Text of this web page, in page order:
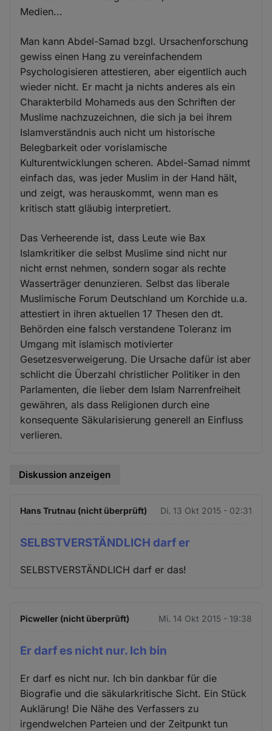
Medien...
Man kann Abdel-Samad bzgl. Ursachenforschung
gewiss einen Hang zu vereinfachendem
Psychologisieren attestieren, aber eigentlich auch
wieder nicht. Er macht ja nichts anderes als ein
Charakterbild Mohameds aus den Schriften der
Muslime nachzuzeichnen, die sich ja bei ihrem
Islamverständnis auch nicht um historische
Belegbarkeit oder vorislamische
Kulturentwicklungen scheren. Abdel-Samad nimmt
einfach das, was jeder Muslim in der Hand hält,
und zeigt, was herauskommt, wenn man es
kritisch statt gläubig interpretiert.
Das Verheerende ist, dass Leute wie Bax
Islamkritiker die selbst Muslime sind nicht nur
nicht ernst nehmen, sondern sogar als rechte
Wasserträger denunzieren. Selbst das liberale
Muslimische Forum Deutschland um Korchide u.a.
attestiert in ihren aktuellen 17 Thesen den dt.
Behörden eine falsch verstandene Toleranz im
Umgang mit islamisch motivierter
Gesetzesverweigerung. Die Ursache dafür ist aber
schlicht die Überzahl christlicher Politiker in den
Parlamenten, die lieber dem Islam Narrenfreiheit
gewähren, als dass Religionen durch eine
konsequente Säkularisierung generell an Einfluss
verlieren.
Diskussion anzeigen
Hans Trutnau (nicht überprüft) Di. 13 Okt 2015 - 02:31
SELBSTVERSTÄNDLICH darf er
SELBSTVERSTÄNDLICH darf er das!
Picweller (nicht überprüft) Mi. 14 Okt 2015 - 19:38
Er darf es nicht nur. Ich bin
Er darf es nicht nur. Ich bin dankbar für die
Biografie und die säkularkritische Sicht. Ein Stück
Auklärung! Die Nähe des Verfassers zu
irgendwelchen Parteien und der Zeitpunkt tun